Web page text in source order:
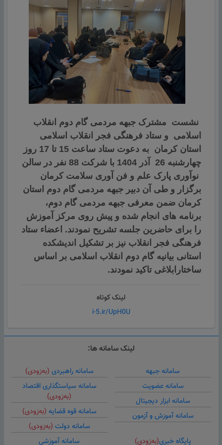
نشست مشترک جبهه مردمی گام دوم انقلاب
اسلامی و ستاد فرهنگی فجر انقلاب اسلامی
استان کرمان به دعوت ستاد ساعت 15 تا 17 روز
چهارشنبه 26 آذر 1404 با شرکت 88 نفر در سالن
نوآوری پارک علم و فن آوری سلامت کرمان
برگزار و طی آن دبیر جبهه مردمی گام دوم استان
کرمان ضمن معرفی جبهه مردمی گام دوم،
برنامه های انجام شده و پیش روی مرکز آموزش
را برای حاضرین جلسه تشریح نمودند. اعضاء ستاد
فرهنگی فجر انقلاب نیز بر تشکیل اندیشکده
استانی بیانیه گام دوم انقلاب اسلامی بر اساس
ساختارابلاغی تاکید نمودند.
لینک کوتاه
i-5.ir/UpH0U
لینک سامانه ها:
سامانه جبهه
سامانه عضویت
سامانه ابزار دیجیتال
سامانه آموزش و آزمون
سامانه راهبردی (به‌زودی)
سامانه سیاستگذاری اقتصاد
(به‌زودی)
سامانه قوه قضایه (به‌زودی)
سامانه دولت (به‌زودی)
پایگاه خبری(به‌زودی) سامانه آموزشی